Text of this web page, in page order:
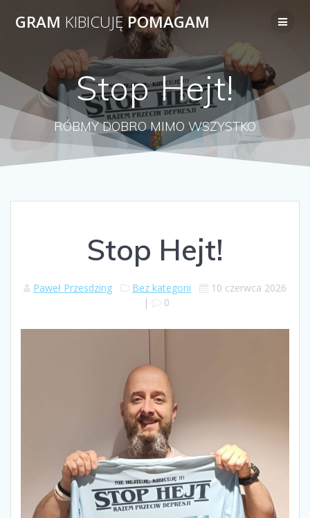
Przejdź
do
treści
GRAM KIBICUJĘPOMAGAM
Stop Hejt!
RÓBMY DOBRO MIMO WSZYSTKO
Stop Hejt!
Paweł Przesdzing Bez kategorii
10 czerwca 2026
|
0